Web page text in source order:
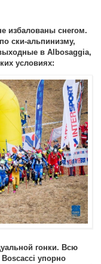
избалованы снегом.
ски-альпинизму,
в Albosaggia,
условиях:
гонки. Всю
упорно